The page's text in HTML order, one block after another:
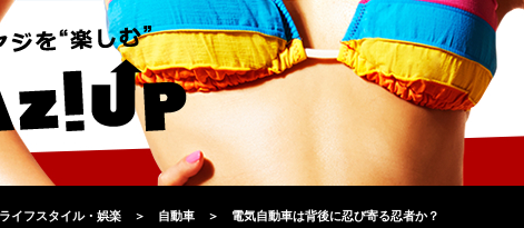
ライフスタイル・娯楽 ＞ 自動車 ＞ 電気自動車は背後に忍び寄る忍者か？